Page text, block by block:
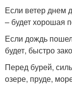
Если ветер днем
– будет хорошая
Если дождь
будет, быстро
Перед бурей,
озере, пруде,